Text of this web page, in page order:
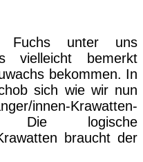
unter uns
vielleicht bemerkt
bekommen. In
sich wie wir nun
innen-Krawatten-
Die logische
braucht der